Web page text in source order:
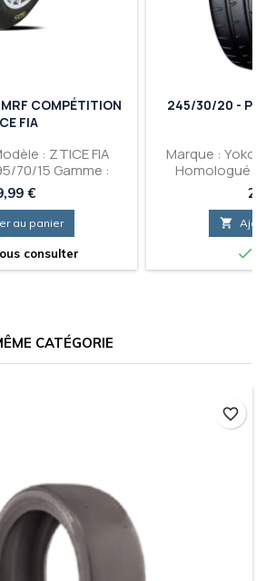
COMPÉTITION
FIA
: ZTICE FIA
70/15 Gamme :
: Super Soft
€
au panier
consulter
245/30/20 -
Marque :
Homologué
245/30/20


CATÉGORIE
favorite_border